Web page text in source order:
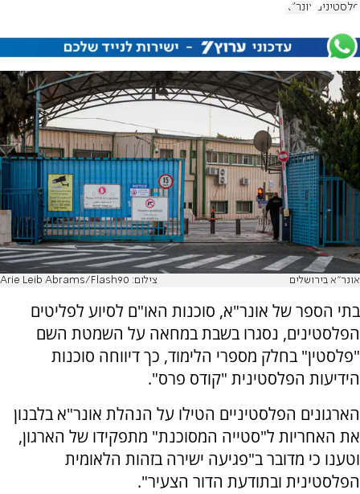
פלסטינים אונר"א
אונר"א בירושלים צילום: Arie Leib Abrams/Flash90
בתי הספר של אונר"א, סוכנות האו"ם לסיוע לפליטים
הפלסטינים, נסגרו בשבת במחאה על השמטת השם
"פלסטין" בחלק מספרי הלימוד, כך דיווחה סוכנות
הידיעות הפלסטינית "קודס פרס".
הארגונים הפלסטיניים הטילו על הנהלת אונר"א בלבנון
את האחריות ל"סטייה המסוכנת" מתפקידו של הארגון,
וטענו כי מדובר ב"פגיעה ישירה בזהות הלאומית
הפלסטינית ובתודעת הדור הצעיר".